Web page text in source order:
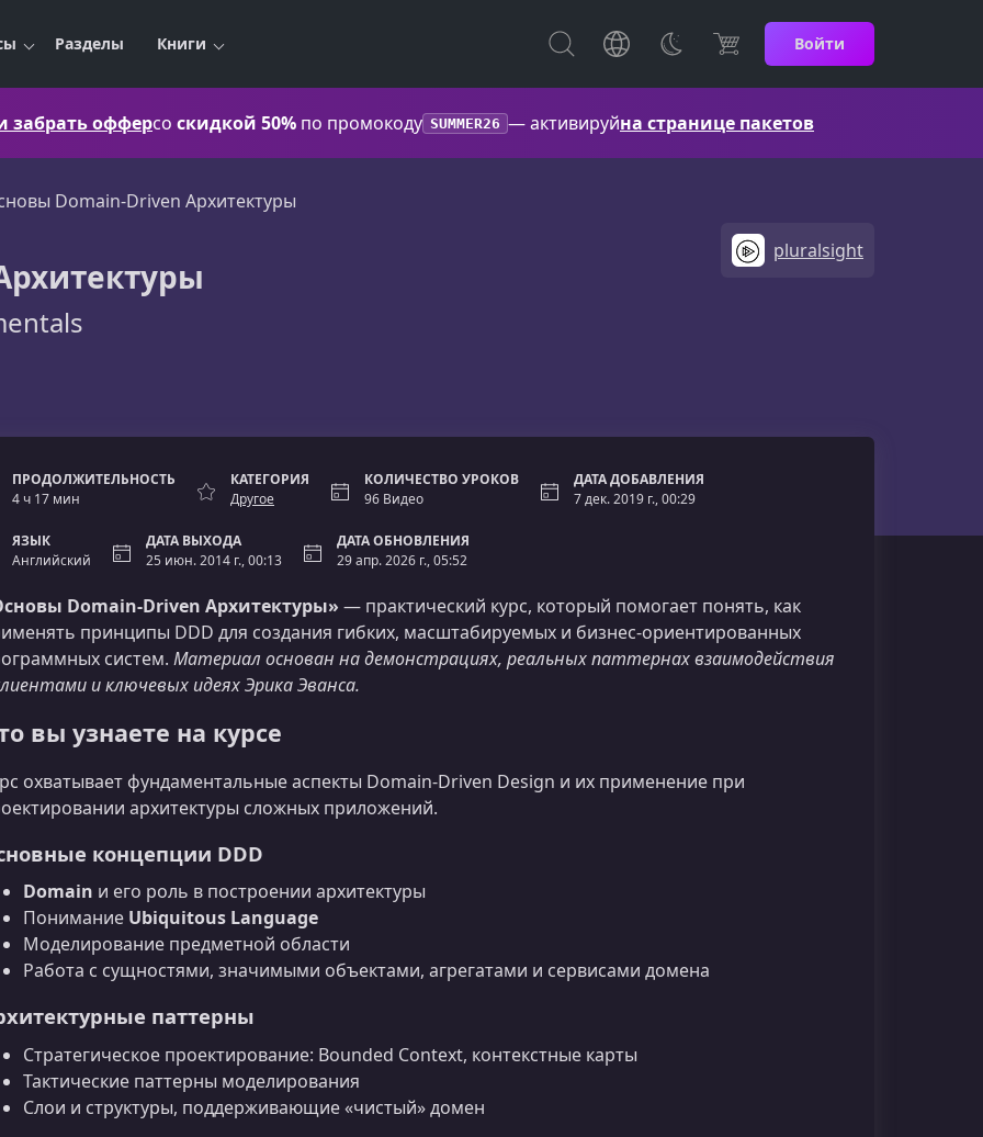
Разделы Книги Войти
забрать офферсо скидкой 50% по промокоду SUMMER26 — активируйна странице пакетов
Domain-Driven Архитектуры
pluralsight
ПРОДОЛЖИТЕЛЬНОСТЬ
4 ч 17 мин
КАТЕГОРИЯ
Другое
КОЛИЧЕСТВО УРОКОВ
96 Видео
ДАТА ДОБАВЛЕНИЯ
7 дек. 2019 г., 00:29
ЯЗЫК
Английский
ДАТА ВЫХОДА
25 июн. 2014 г., 00:13
ДАТА ОБНОВЛЕНИЯ
29 апр. 2026 г., 05:52
Domain-Driven Архитектуры» — практический курс, который помогает понять, как
принципы DDD для создания гибких, масштабируемых и бизнес‑ориентированных
систем. Материал основан на демонстрациях, реальных паттернах взаимодействия
и ключевых идеях Эрика Эванса.
вы узнаете на курсе
охватывает фундаментальные аспекты Domain-Driven Design и их применение при
архитектуры сложных приложений.
концепции DDD
Domain и его роль в построении архитектуры
Понимание Ubiquitous Language
Моделирование предметной области
Работа с сущностями, значимыми объектами, агрегатами и сервисами домена
паттерны
Стратегическое проектирование: Bounded Context, контекстные карты
Тактические паттерны моделирования
Слои и структуры, поддерживающие «чистый» домен